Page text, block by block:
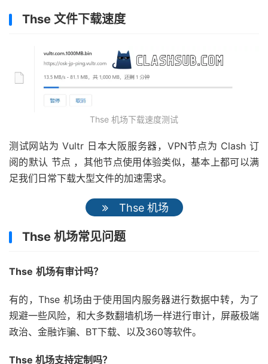
Thse 文件下载速度
Thse 机场下载速度测试
测试网站为 Vultr 日本大阪服务器，VPN节点为 Clash 订
阅的默认 节点 ，其他节点使用体验类似，基本上都可以满
足我们日常下载大型文件的加速需求。
Thse 机场
Thse 机场常见问题
Thse 机场有审计吗？
有的，Thse 机场由于使用国内服务器进行数据中转，为了
规避一些风险，和大多数翻墙机场一样进行审计，屏蔽极端
政治、金融诈骗、BT下载、以及360等软件。
Thse 机场支持定制吗？